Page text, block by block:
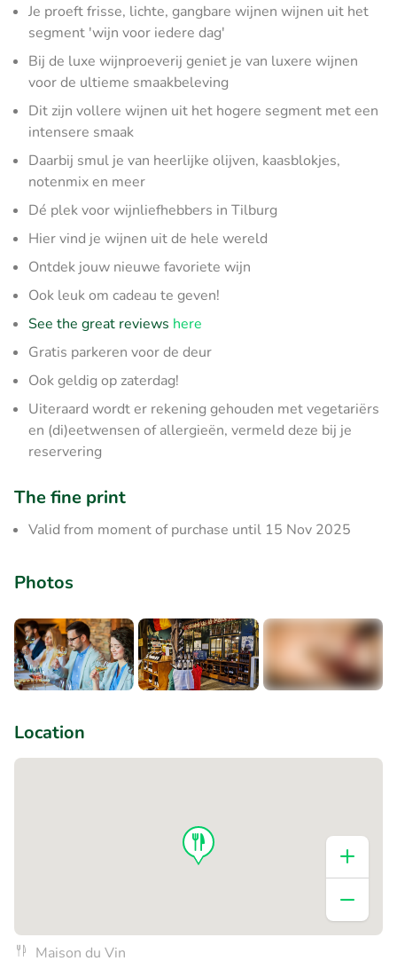
Je proeft frisse, lichte, gangbare wijnen wijnen uit het
segment 'wijn voor iedere dag'
Bij de luxe wijnproeverij geniet je van luxere wijnen
voor de ultieme smaakbeleving
Dit zijn vollere wijnen uit het hogere segment met een
intensere smaak
Daarbij smul je van heerlijke olijven, kaasblokjes,
notenmix en meer
Dé plek voor wijnliefhebbers in Tilburg
Hier vind je wijnen uit de hele wereld
Ontdek jouw nieuwe favoriete wijn
Ook leuk om cadeau te geven!
See the great reviews here
Gratis parkeren voor de deur
Ook geldig op zaterdag!
Uiteraard wordt er rekening gehouden met vegetariërs
en (di)eetwensen of allergieën, vermeld deze bij je
reservering
The fine print
Valid from moment of purchase until 15 Nov 2025
Photos
Location
Maison du Vin